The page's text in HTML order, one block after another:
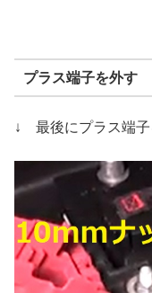
プラス端子を外す
↓ 最後にプラス端子